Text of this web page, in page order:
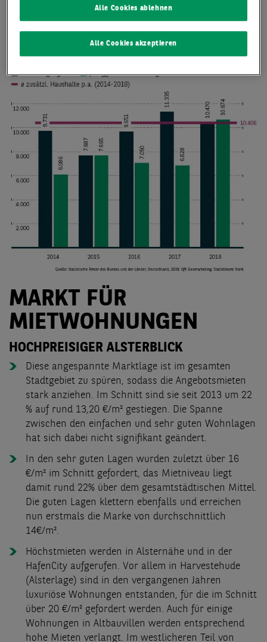
MARKT FÜR
MIETWOHNUNGEN
HOCHPREISIGER ALSTERBLICK
Diese angespannte Marktlage ist im gesamten
Stadtgebiet zu spüren, sodass die Angebotsmieten
stark anziehen. Im Schnitt sind sie seit 2013 um 22
% auf rund 13,20 €/m² gestiegen. Die Spanne
zwischen den einfachen und sehr guten Wohnlagen
hat sich dabei nicht signifikant geändert.
In den sehr guten Lagen wurden zuletzt über 16
€/m² im Schnitt gefordert, das Mietniveau liegt
damit rund 22% über dem gesamtstädtischen Mittel.
Die guten Lagen klettern ebenfalls und erreichen
nun erstmals die Marke von durchschnittlich
14€/m².
Höchstmieten werden in Alsternähe und in der
HafenCity aufgerufen. Vor allem in Harvestehude
(Alsterlage) sind in den vergangenen Jahren
luxuriöse Wohnungen entstanden, für die im Schnitt
über 20 €/m² gefordert werden. Auch für einige
Wohnungen in Altbauvillen werden entsprechend
hohe Mieten verlangt. Im westlicheren Teil von
Alle Cookies ablehnen
Alle Cookies akzeptieren